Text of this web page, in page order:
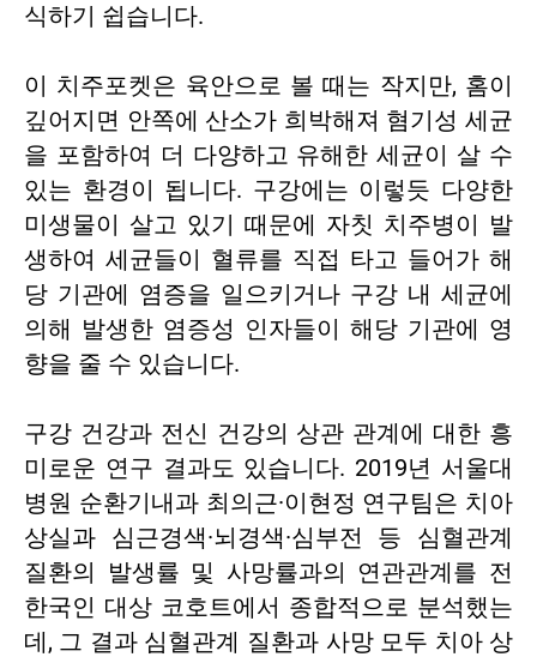
식하기 쉽습니다.
이 치주포켓은 육안으로 볼 때는 작지만, 홈이
깊어지면 안쪽에 산소가 희박해져 혐기성 세균
을 포함하여 더 다양하고 유해한 세균이 살 수
있는 환경이 됩니다. 구강에는 이렇듯 다양한
미생물이 살고 있기 때문에 자칫 치주병이 발
생하여 세균들이 혈류를 직접 타고 들어가 해
당 기관에 염증을 일으키거나 구강 내 세균에
의해 발생한 염증성 인자들이 해당 기관에 영
향을 줄 수 있습니다.
구강 건강과 전신 건강의 상관 관계에 대한 흥
미로운 연구 결과도 있습니다. 2019년 서울대
병원 순환기내과 최의근·이현정 연구팀은 치아
상실과 심근경색·뇌경색·심부전 등 심혈관계
질환의 발생률 및 사망률과의 연관관계를 전
한국인 대상 코호트에서 종합적으로 분석했는
데, 그 결과 심혈관계 질환과 사망 모두 치아 상